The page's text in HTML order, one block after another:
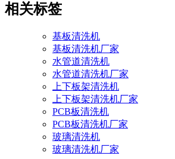
相关标签
基板清洗机
基板清洗机厂家
水管道清洗机
水管道清洗机厂家
上下板架清洗机
上下板架清洗机厂家
PCB板清洗机
PCB板清洗机厂家
玻璃清洗机
玻璃清洗机厂家